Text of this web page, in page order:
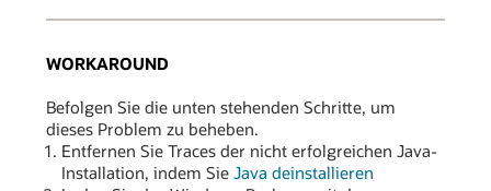
WORKAROUND
Befolgen Sie die unten stehenden Schritte, um
dieses Problem zu beheben.
Entfernen Sie Traces der nicht erfolgreichen Java-
Installation, indem Sie Java deinstallieren